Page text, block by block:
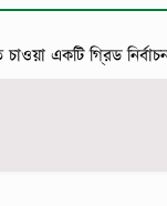
একটি গ্রিড